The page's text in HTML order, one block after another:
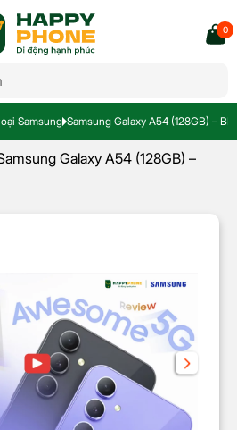
0
Samsung Samsung Galaxy A54 (128GB) –
Galaxy A54 (128GB) –